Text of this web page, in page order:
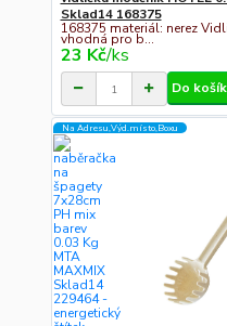
Sklad14 168375
168375 materiál: nerez
vhodná pro b...
23 Kč/ks
Do
Na Adresu,Výd.místo,Boxu